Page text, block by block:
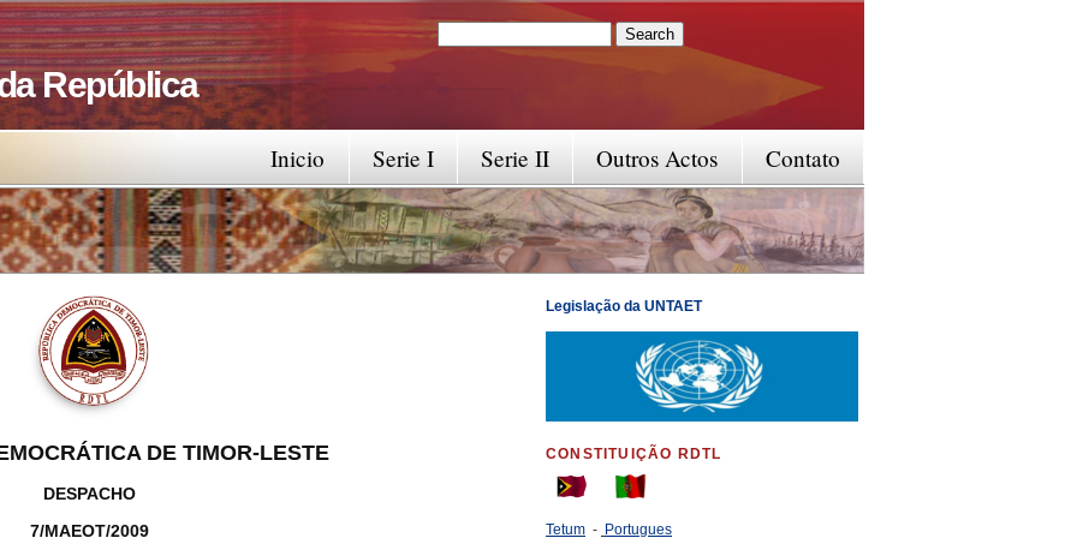
República
Search form
Contato
Outros Actos
Serie II
Serie I
Inicio
DE TIMOR-LESTE
DESPACHO
7/MAEOT/2009
Legislação da UNTAET
CONSTITUIÇÃO RDTL
Tetum - Portugues